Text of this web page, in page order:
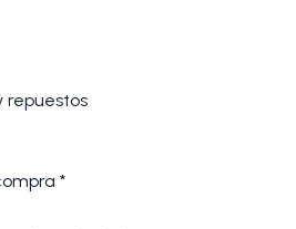
repuestos
*